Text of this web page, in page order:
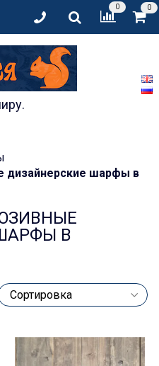
0 0
дизайнерские шарфы в
В